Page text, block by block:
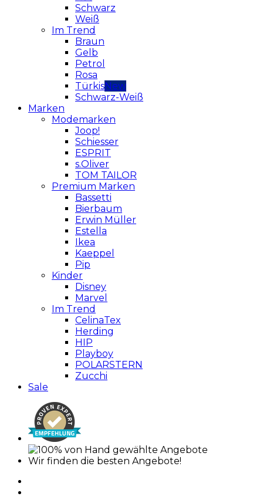
Schwarz
Weiß
Im Trend
Braun
Gelb
Petrol
Rosa
Türkis
Schwarz-Weiß
Marken
Modemarken
Joop!
Schiesser
ESPRIT
s.Oliver
TOM TAILOR
Premium Marken
Bassetti
Bierbaum
Erwin Müller
Estella
Ikea
Kaeppel
Pip
Kinder
Disney
Marvel
Im Trend
CelinaTex
Herding
HIP
Playboy
POLARSTERN
Zucchi
Sale
Wir finden die besten Angebote!